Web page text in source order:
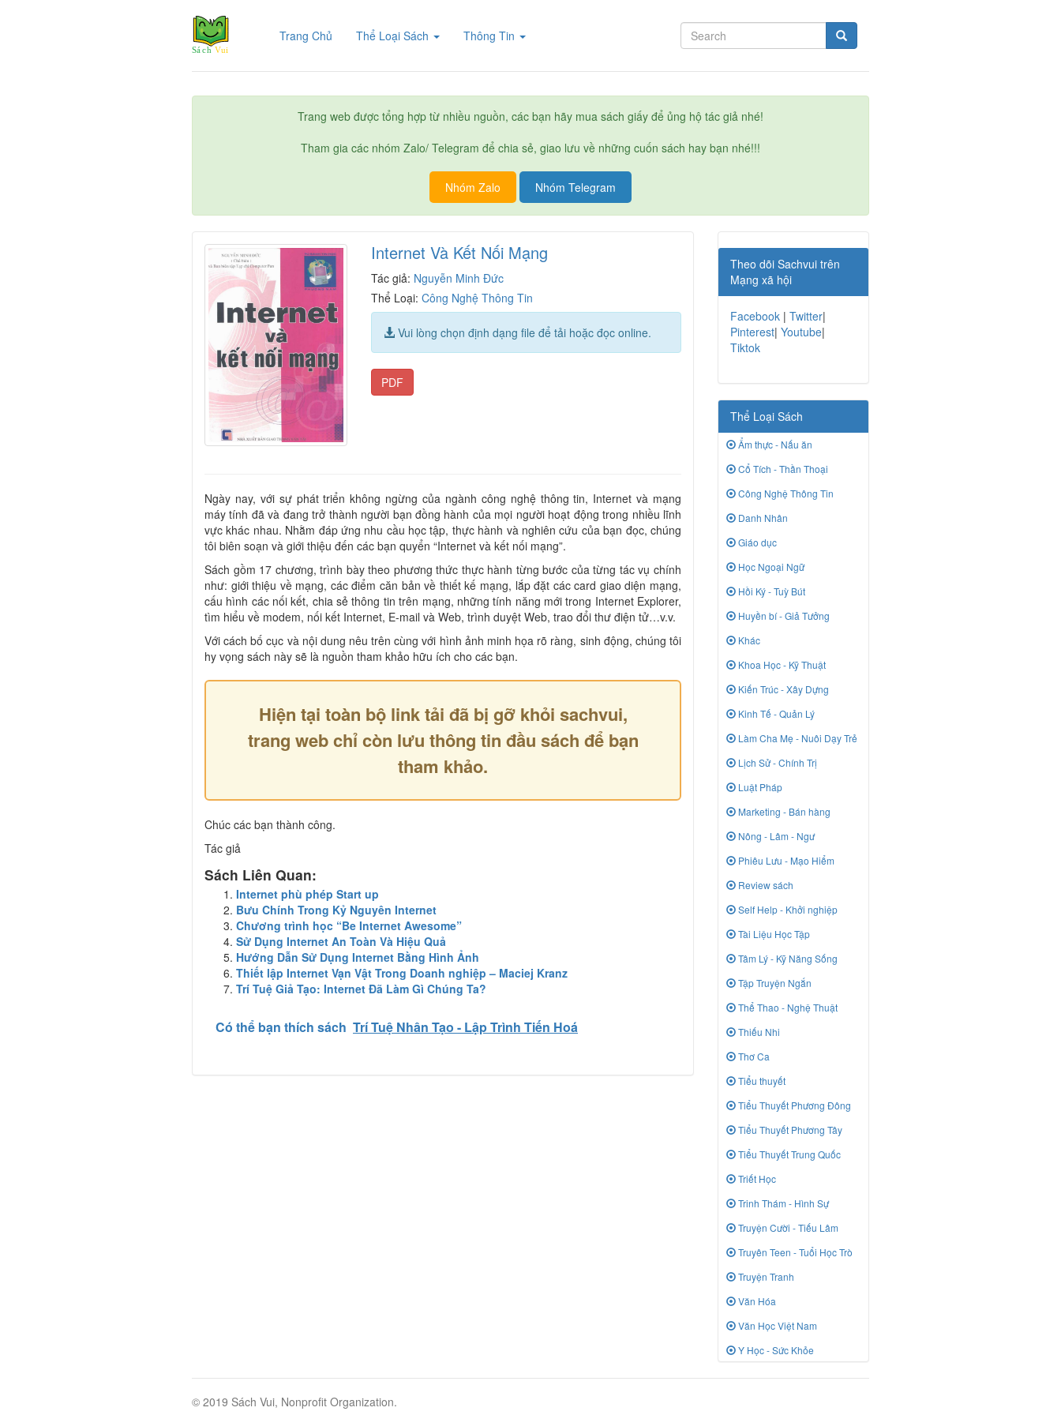
Trang Chủ (current)Thể Loại Sách Thông Tin
Trang web được tổng hợp từ nhiều nguồn, các bạn hãy mua sách giấy để ủng hộ tác giả nhé!
Tham gia các nhóm Zalo/ Telegram để chia sẻ, giao lưu về những cuốn sách hay bạn nhé!!!
Nhóm Zalo Nhóm Telegram
Internet Và Kết Nối Mạng
Tác giả: Nguyễn Minh Đức
Thể Loại:Công Nghệ Thông Tin
Vui lòng chọn định dạng file để tải hoặc đọc online.
PDF
Ngày nay, với sự phát triển không ngừng của ngành công nghệ thông tin, Internet và mạng
máy tính đã và đang trở thành người bạn đồng hành của mọi người hoạt động trong nhiều lĩnh
vực khác nhau. Nhằm đáp ứng nhu cầu học tập, thực hành và nghiên cứu của bạn đọc, chúng
tôi biên soạn và giới thiệu đến các bạn quyển “Internet và kết nối mạng”.
Sách gồm 17 chương, trình bày theo phương thức thực hành từng bước của từng tác vụ chính
như: giới thiệu về mạng, các điểm căn bản về thiết kế mạng, lắp đặt các card giao diện mạng,
cấu hình các nối kết, chia sẻ thông tin trên mạng, những tính năng mới trong Internet Explorer,
tìm hiểu về modem, nối kết Internet, E-mail và Web, trình duyệt Web, trao đổi thư điện tử…v.v.
Với cách bố cục và nội dung nêu trên cùng với hình ảnh minh họa rõ ràng, sinh động, chúng tôi
hy vọng sách này sẽ là nguồn tham khảo hữu ích cho các bạn.
Hiện tại toàn bộ link tải đã bị gỡ khỏi sachvui,
trang web chỉ còn lưu thông tin đầu sách để bạn
tham khảo.
Chúc các bạn thành công.
Tác giả
Sách Liên Quan:
Internet phù phép Start up
Bưu Chính Trong Kỷ Nguyên Internet
Chương trình học “Be Internet Awesome”
Sử Dụng Internet An Toàn Và Hiệu Quả
Hướng Dẫn Sử Dụng Internet Bằng Hình Ảnh
Thiết lập Internet Vạn Vật Trong Doanh nghiệp – Maciej Kranz
Trí Tuệ Giả Tạo: Internet Đã Làm Gì Chúng Ta?
Có thể bạn thích sách Trí Tuệ Nhân Tạo - Lập Trình Tiến Hoá
Theo dõi Sachvui trên
Mạng xã hội
Facebook | Twitter|
Pinterest| Youtube|
Tiktok
Thể Loại Sách
Ẩm thực - Nấu ăn
Cổ Tích - Thần Thoại
Công Nghệ Thông Tin
Danh Nhân
Giáo dục
Học Ngoại Ngữ
Hồi Ký - Tuỳ Bút
Huyền bí - Giả Tưởng
Khác
Khoa Học - Kỹ Thuật
Kiến Trúc - Xây Dựng
Kinh Tế - Quản Lý
Làm Cha Mẹ - Nuôi Dạy Trẻ
Lịch Sử - Chính Trị
Luật Pháp
Marketing - Bán hàng
Nông - Lâm - Ngư
Phiêu Lưu - Mạo Hiểm
Review sách
Self Help - Khởi nghiệp
Tài Liệu Học Tập
Tâm Lý - Kỹ Năng Sống
Tập Truyện Ngắn
Thể Thao - Nghệ Thuật
Thiếu Nhi
Thơ Ca
Tiểu thuyết
Tiểu Thuyết Phương Đông
Tiểu Thuyết Phương Tây
Tiểu Thuyết Trung Quốc
Triết Học
Trinh Thám - Hình Sự
Truyện Cười - Tiếu Lâm
Truyên Teen - Tuổi Học Trò
Truyện Tranh
Văn Hóa
Văn Học Việt Nam
Y Học - Sức Khỏe
© 2019 Sách Vui, Nonprofit Organization.